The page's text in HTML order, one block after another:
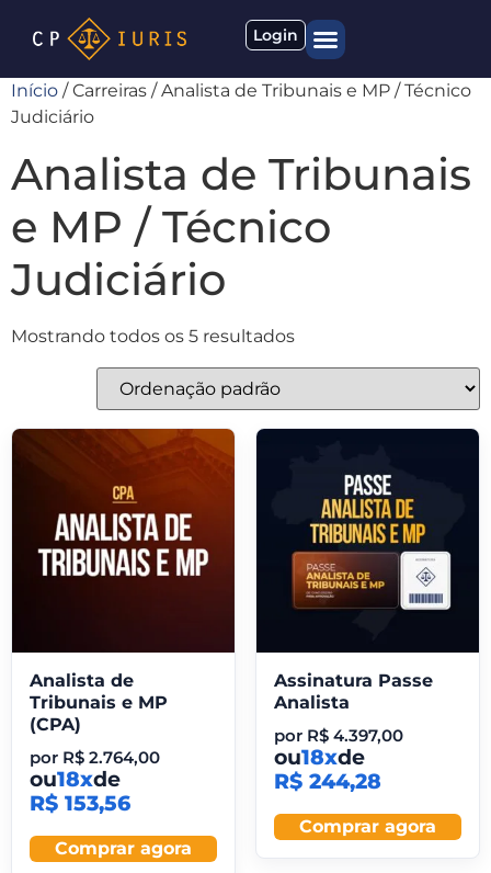
Login
Início / Carreiras / Analista de Tribunais e MP / Técnico
Judiciário
Analista de Tribunais
e MP / Técnico
Judiciário
Mostrando todos os 5 resultados
Analista de
Tribunais e MP
(CPA)
por R$ 2.764,00
ou18xde
R$ 153,56
Comprar agora
Assinatura Passe
Analista
por R$4.397,00
ou18xde
R$ 244,28
Comprar agora